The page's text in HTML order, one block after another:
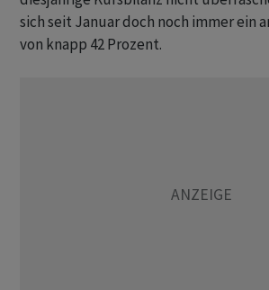
sich seit Januar doch noch immer ein
von knapp 42 Prozent.